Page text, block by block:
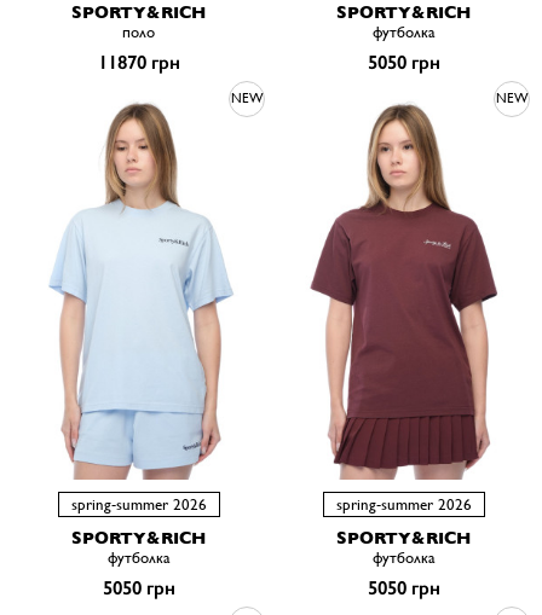
SPORTY&RICH
поло
11870 грн
SPORTY&RICH
футболка
5050 грн
NEW
spring-summer 2026
SPORTY&RICH
футболка
5050 грн
NEW
spring-summer 2026
SPORTY&RICH
футболка
5050 грн